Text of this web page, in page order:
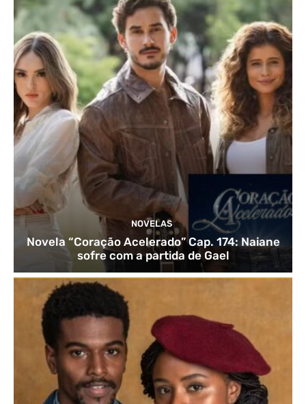
NOVELAS
Novela “Coração Acelerado” Cap. 174: Naiane
sofre com a partida de Gael